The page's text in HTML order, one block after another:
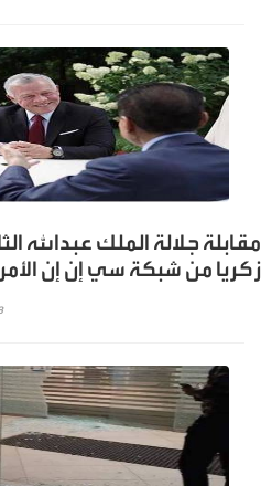
مقابلة جلالة الملك عبدالله
زكريا من شبكة سي إن إن